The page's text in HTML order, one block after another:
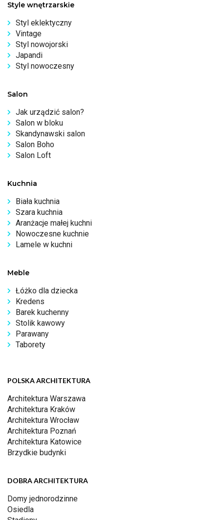
Style wnętrzarskie
Styl eklektyczny
Vintage
Styl nowojorski
Japandi
Styl nowoczesny
Salon
Jak urządzić salon?
Salon w bloku
Skandynawski salon
Salon Boho
Salon Loft
Kuchnia
Biała kuchnia
Szara kuchnia
Aranżacje małej kuchni
Nowoczesne kuchnie
Lamele w kuchni
Meble
Łóżko dla dziecka
Kredens
Barek kuchenny
Stolik kawowy
Parawany
Taborety
POLSKA ARCHITEKTURA
Architektura Warszawa
Architektura Kraków
Architektura Wrocław
Architektura Poznań
Architektura Katowice
Brzydkie budynki
DOBRA ARCHITEKTURA
Domy jednorodzinne
Osiedla